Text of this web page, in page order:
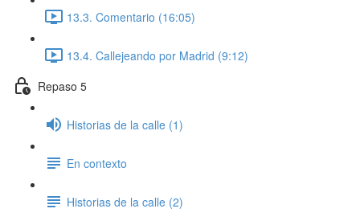
13.3. Comentario (16:05)
13.4. Callejeando por Madrid (9:12)
Repaso 5
Historias de la calle (1)
En contexto
Historias de la calle (2)